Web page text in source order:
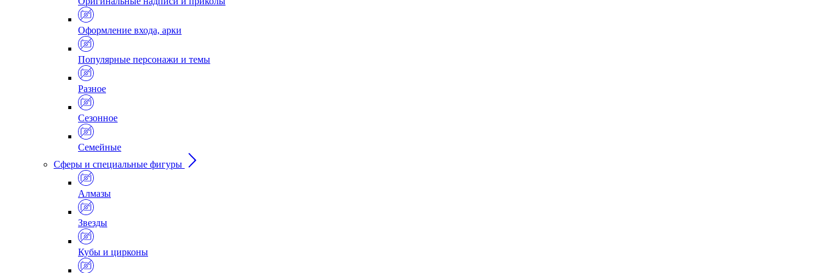
Оформление входа, арки
Популярные персонажи и темы
Разное
Сезонное
Семейные
Сферы и специальные фигуры
Алмазы
Звезды
Кубы и цирконы